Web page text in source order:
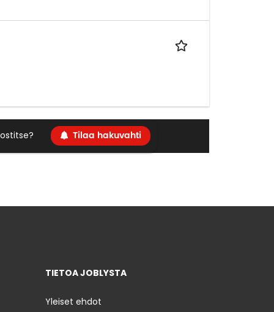
Tilaa hakuvahti
TIETOA JOBLYSTA
Yleiset ehdot